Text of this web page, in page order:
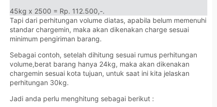
45kg x 2500 = Rp. 112.500,-.
Tapi dari perhitungan volume diatas, apabila belum memenuhi
standar chargemin, maka akan dikenakan charge sesuai
minimum pengiriman barang.
Sebagai contoh, setelah dihitung sesuai rumus perhitungan
volume,berat barang hanya 24kg, maka akan dikenakan
chargemin sesuai kota tujuan, untuk saat ini kita jelaskan
perhitungan 30kg.
Jadi anda perlu menghitung sebagai berikut :